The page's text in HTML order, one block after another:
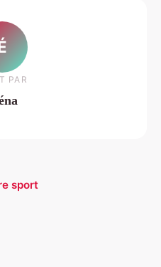
PAR
sport